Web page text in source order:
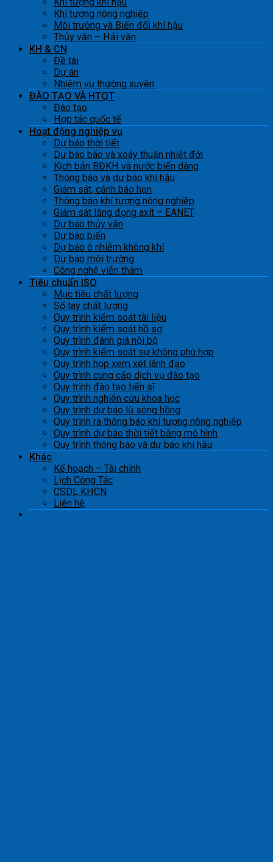
Khí tượng nông nghiệp
Môi trường và Biến đổi khí hậu
Thủy văn – Hải văn
KH & CN
Đề tài
Dự án
Nhiệm vụ thường xuyên
ĐÀO TẠO VÀ HTQT
Đào tạo
Hợp tác quốc tế
Hoạt động nghiệp vụ
Dự báo thời tiết
Dự báo bão và xoáy thuận nhiệt đới
Kịch bản BĐKH và nước biển dâng
Thông báo và dự báo khí hậu
Giám sát, cảnh báo hạn
Thông báo khí tượng nông nghiệp
Giám sát lắng đọng axít – EANET
Dự báo thủy văn
Dự báo biển
Dự báo ô nhiễm không khí
Dự báo môi trường
Công nghệ viễn thám
Tiêu chuẩn ISO
Mục tiêu chất lượng
Sổ tay chất lượng
Quy trình kiểm soát tài liệu
Quy trình kiểm soát hồ sơ
Quy trình đánh giá nội bộ
Quy trình kiểm soát sự không phù hợp
Quy trình họp xem xét lãnh đạo
Quy trình cung cấp dịch vụ đào tạo
Quy trình đào tạo tiến sĩ
Quy trình nghiên cứu khoa học
Quy trình dự báo lũ sông hồng
Quy trình ra thông báo khí tượng nông nghiệp
Quy trình dự báo thời tiết bằng mô hình
Quy trình thông báo và dự báo khí hậu
Khác
Kế hoạch – Tài chính
Lịch Công Tác
CSDL KHCN
Liên hệ